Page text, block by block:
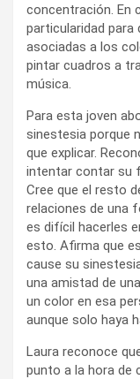
concentración. En
particularidad para
asociadas a los
pintar cuadros a
música.
Para esta joven
sinestesia porque
que explicar.
intentar contar su
Cree que el resto
relaciones de una
es difícil hacerles
esto. Afirma que
cause su
una amistad de
un color en esa
aunque solo haya
Laura reconoce
punto a la hora de